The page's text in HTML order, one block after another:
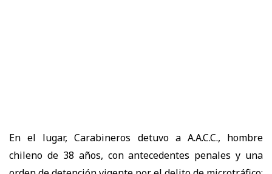
En el lugar, Carabineros detuvo a A.A.C.C., hombre
chileno de 38 años, con antecedentes penales y una